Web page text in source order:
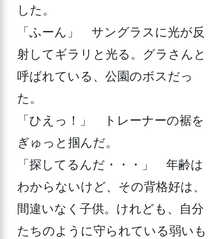
した。
「ふーん」　サングラスに光が反
射してギラリと光る。グラさんと
呼ばれている、公園のボスだっ
た。
「ひえっ！」　トレーナーの裾を
ぎゅっと掴んだ。
「探してるんだ・・・」　年齢は
わからないけど、その背格好は、
間違いなく子供。けれども、自分
たちのように守られている弱いも